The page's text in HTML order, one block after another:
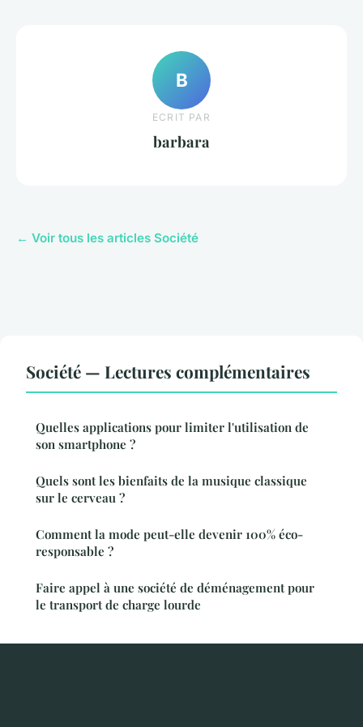
B
ECRIT PAR
barbara
← Voir tous les articles Société
Société — Lectures complémentaires
Quelles applications pour limiter l'utilisation de
son smartphone ?
Quels sont les bienfaits de la musique classique
sur le cerveau ?
Comment la mode peut-elle devenir 100% éco-
responsable ?
Faire appel à une société de déménagement pour
le transport de charge lourde